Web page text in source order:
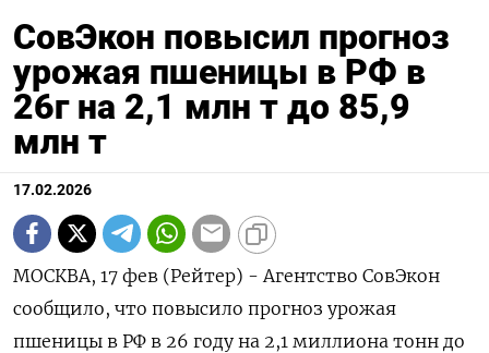
СовЭкон повысил прогноз
урожая пшеницы в РФ в
26г на 2,1 млн т до 85,9
млн т
17.02.2026
МОСКВА, 17 фев (Рейтер) - Агентство СовЭкон
сообщило, что повысило прогноз урожая
пшеницы в РФ в 26 году на ‌2,1 миллиона тонн до